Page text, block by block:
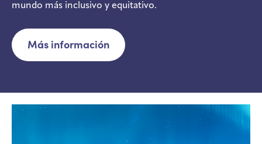
mundo más inclusivo y equitativo.
Más información